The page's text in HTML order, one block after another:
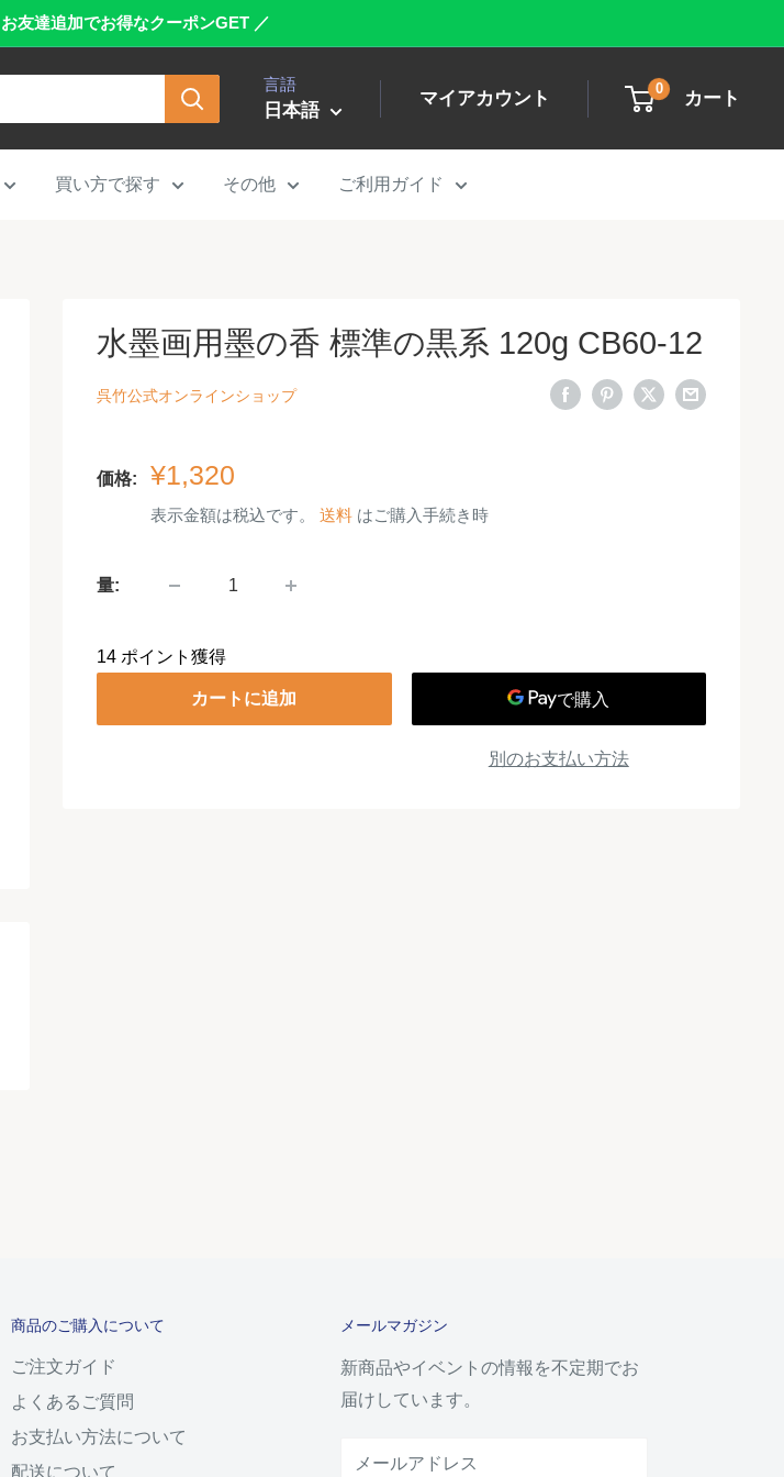
友達追加でお得なクーポンGET ／
言語
日本語
マイアカウント 0 カート
買い方で探す その他 ご利用ガイド
水墨画用墨の香 標準の黒系 120g CB60-12
呉竹公式オンラインショップ
価格:
販
売
価
¥1,320
表示金額は税込です。 送料 はご購入手続き時
量:
14 ポイント獲得
カートに追加
別のお支払い方法
商品のご購入について
ご注文ガイド
よくあるご質問
お支払い方法について
配送について
メールマガジン
新商品やイベントの情報を不定期でお
届けしています。
メールアドレス